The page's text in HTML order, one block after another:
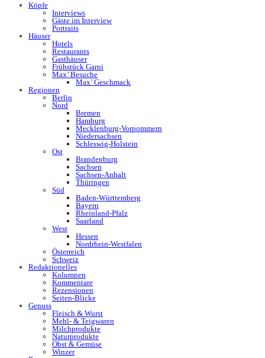
Köpfe
Interviews
Gäste im Interview
Portraits
Häuser
Hotels
Restaurants
Gasthäuser
Frühstück Garni
Max’ Besuche
Max’ Geschmack
Regionen
Berlin
Nord
Bremen
Hamburg
Mecklenburg-Vorpommern
Niedersachsen
Schleswig-Holstein
Ost
Brandenburg
Sachsen
Sachsen-Anhalt
Thüringen
Süd
Baden-Württemberg
Bayern
Rheinland-Pfalz
Saarland
West
Hessen
Nordrhein-Westfalen
Österreich
Schweiz
Redaktionelles
Kolumnen
Kommentare
Rezensionen
Seiten-Blicke
Genuss
Fleisch & Wurst
Mehl- & Teigwaren
Milchprodukte
Naturprodukte
Obst & Gemüse
Winzer